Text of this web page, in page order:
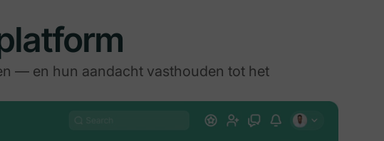
— en hun aandacht vasthouden tot het